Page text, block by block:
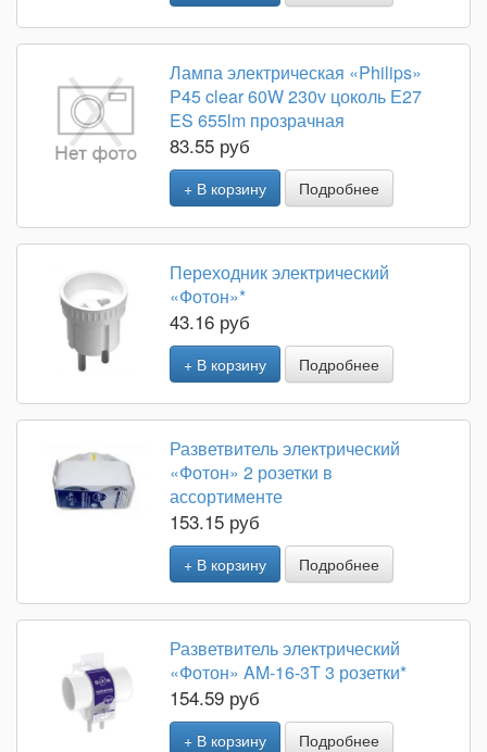
Лампа электрическая «Philips»
P45 clear 60W 230v цоколь Е27
ES 655lm прозрачная
83.55 руб
+ В корзину Подробнее
Переходник электрический
«Фотон»*
43.16 руб
+ В корзину Подробнее
Разветвитель электрический
«Фотон» 2 розетки в
ассортименте
153.15 руб
+ В корзину Подробнее
Разветвитель электрический
«Фотон» AM-16-3T 3 розетки*
154.59 руб
+ В корзину Подробнее